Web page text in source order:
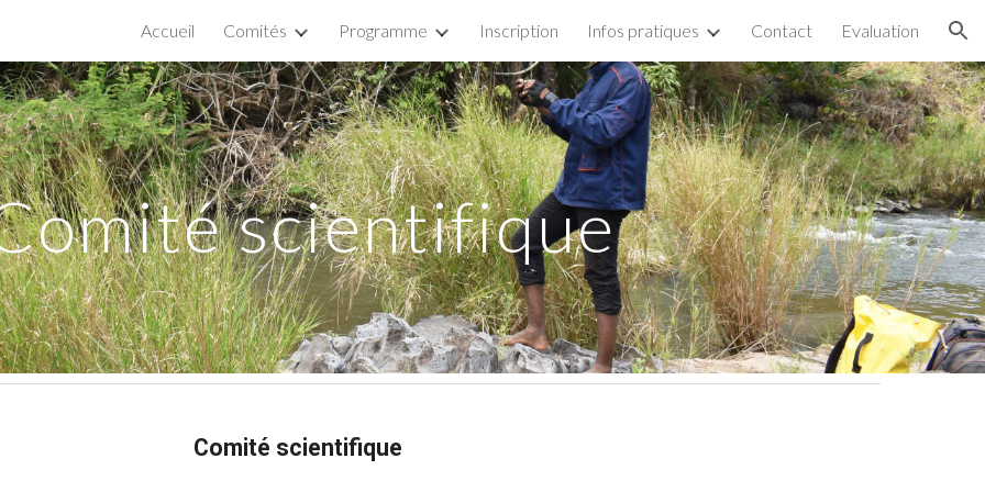
Skip to navigation
Accueil Comités Programme Inscription Infos pratiques Contact Evaluation
scientifique
Comité scientifique